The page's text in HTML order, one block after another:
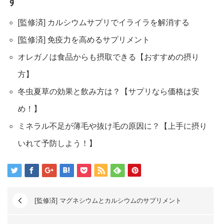
[監修済] カルシウムサプリでイライラを解消する
[監修済] 免疫力を高めるサプリメント
オレガノは食品からも摂取できる【おすすめの摂り
方】
冬虫夏草の効果と飲み方は？【サプリなら価格は安
め！】
ミネラル不足が薄毛や抜け毛の原因に？【上手に摂り
いれて予防しよう！】
[監修済] マグネシウムとカルシウムのサプリメント